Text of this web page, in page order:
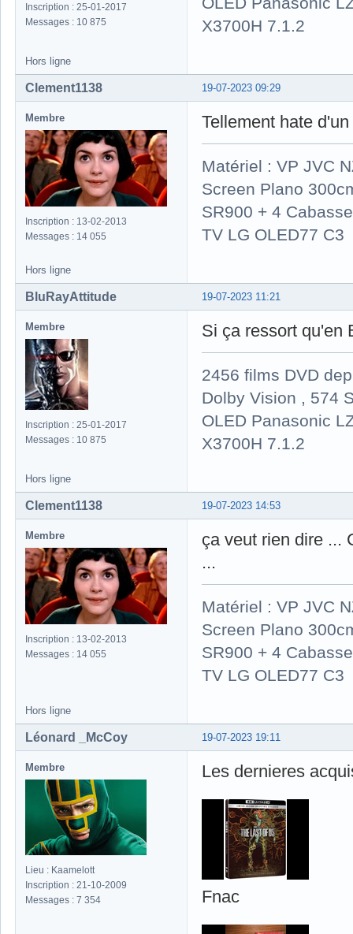
Inscription : 25-01-2017
Messages : 10 875
X3700H 7.1.2
Hors ligne
19-07-2023 09:29
Clement1138
Membre
Inscription : 13-02-2013
Messages : 14 055
Tellement hate
Matériel : VP JVC
Screen Plano
SR900 + 4
TV LG OLED77 C3
Hors ligne
19-07-2023 11:21
BluRayAttitude
Membre
Inscription : 25-01-2017
Messages : 10 875
Si ça ressort qu'en
2456 films DVD
Dolby Vision , 574
OLED Panasonic
X3700H 7.1.2
Hors ligne
19-07-2023 14:53
Clement1138
Membre
Inscription : 13-02-2013
Messages : 14 055
ça veut rien dire ...
...
Matériel : VP JVC
Screen Plano
SR900 + 4
TV LG OLED77 C3
Hors ligne
19-07-2023 19:11
Léonard _McCoy
Membre
Lieu : Kaamelott
Inscription : 21-10-2009
Messages : 7 354
Les dernieres
Fnac